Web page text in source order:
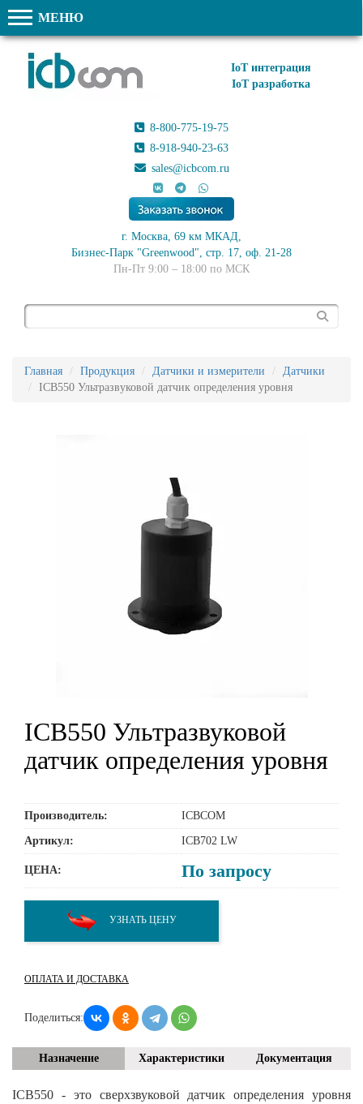
МЕНЮ
IoT интеграция
IoT разработка
8-800-775-19-75
8-918-940-23-63
sales@icbcom.ru
г. Москва, 69 км МКАД,
Бизнес-Парк "Greenwood", стр. 17, оф. 21-28
Пн-Пт 9:00 – 18:00 по МСК
Главная Продукция Датчики и измерители
Датчики
ICB550 Ультразвуковой датчик определения уровня
ICB550 Ультразвуковой
датчик определения уровня
Производитель: ICBCOM
Артикул: ICB702 LW
ЦЕНА: По запросу
УЗНАТЬ ЦЕНУ
ОПЛАТА И ДОСТАВКА
Поделиться:
Назначение Характеристики Документация
ICB550 - это сверхзвуковой датчик определения уровня